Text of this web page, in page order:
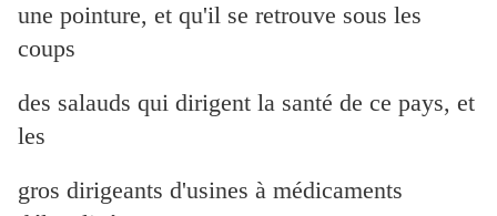
une pointure, et qu'il se retrouve sous les
coups
des salauds qui dirigent la santé de ce pays, et
les
gros dirigeants d'usines à médicaments